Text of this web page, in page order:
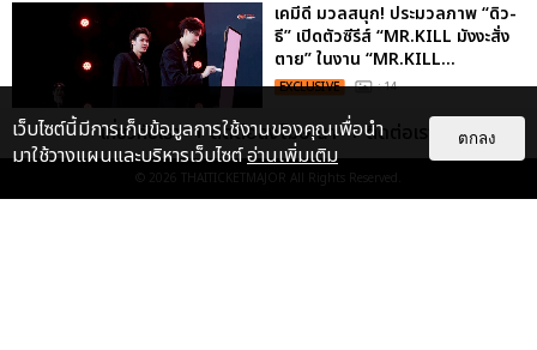
เคมีดี มวลสนุก! ประมวลภาพ “ดิว-
ธี” เปิดตัวซีรีส์ “MR.KILL มังงะสั่ง
ตาย” ในงาน “MR.KILL...
EXCLUSIVE : 14
ประมวลภาพค่ำคืนแห่งความทรงจำ
ของ ITZY และมิดจีไทย ในวันที่
เกี่ยวกับเรา ติดต่อลงโฆษณา ติดต่อเรา
© 2026 THAITICKETMAJOR All Rights Reserved.
เว็บไซต์นี้มีการเก็บข้อมูลการใช้งานของคุณเพื่อนำ
มาใช้วางแผนและบริหารเว็บไซต์อ่านเพิ่มเติม
ตกลง